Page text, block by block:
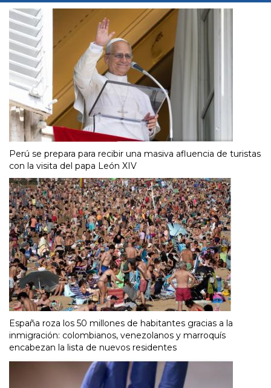
Perú se prepara para recibir una masiva afluencia de turistas
con la visita del papa León XIV
España roza los 50 millones de habitantes gracias a la
inmigración: colombianos, venezolanos y marroquís
encabezan la lista de nuevos residentes